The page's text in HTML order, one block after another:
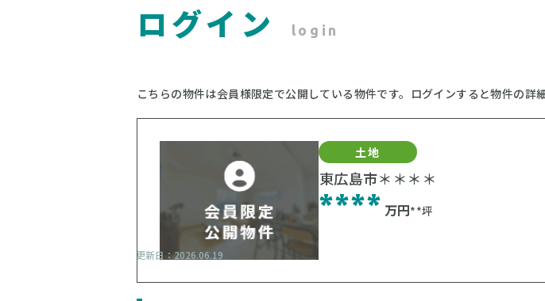
ログイン login
こちらの物件は会員様限定で公開している物件です。ログインすると物件の詳
土地
東広島市＊＊＊＊
**** 万円**坪
更新日：2026.06.19